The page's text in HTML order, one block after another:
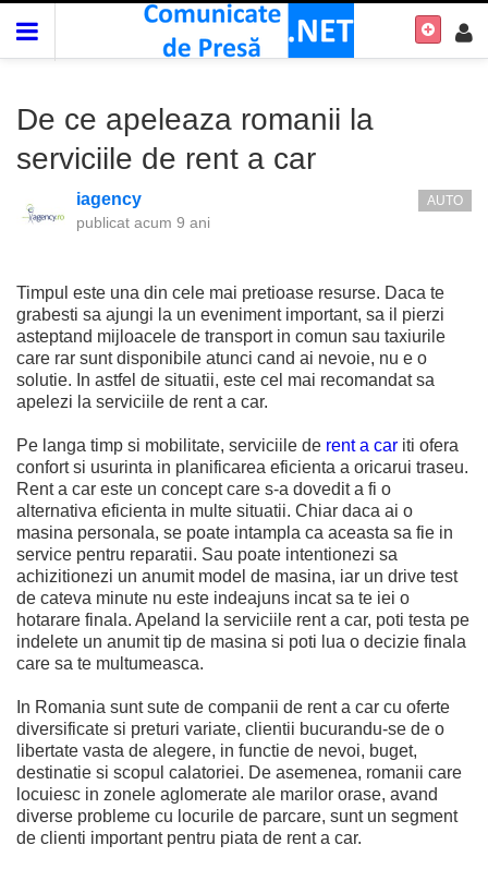
De ce apeleaza romanii la
serviciile de rent a car
iagency
publicat acum 9 ani
AUTO
Timpul este una din cele mai pretioase resurse. Daca te
grabesti sa ajungi la un eveniment important, sa il pierzi
asteptand mijloacele de transport in comun sau taxiurile
care rar sunt disponibile atunci cand ai nevoie, nu e o
solutie. In astfel de situatii, este cel mai recomandat sa
apelezi la serviciile de rent a car.
Pe langa timp si mobilitate, serviciile de rent a car iti ofera
confort si usurinta in planificarea eficienta a oricarui traseu.
Rent a car este un concept care s-a dovedit a fi o
alternativa eficienta in multe situatii. Chiar daca ai o
masina personala, se poate intampla ca aceasta sa fie in
service pentru reparatii. Sau poate intentionezi sa
achizitionezi un anumit model de masina, iar un drive test
de cateva minute nu este indeajuns incat sa te iei o
hotarare finala. Apeland la serviciile rent a car, poti testa pe
indelete un anumit tip de masina si poti lua o decizie finala
care sa te multumeasca.
In Romania sunt sute de companii de rent a car cu oferte
diversificate si preturi variate, clientii bucurandu-se de o
libertate vasta de alegere, in functie de nevoi, buget,
destinatie si scopul calatoriei. De asemenea, romanii care
locuiesc in zonele aglomerate ale marilor orase, avand
diverse probleme cu locurile de parcare, sunt un segment
de clienti important pentru piata de rent a car.